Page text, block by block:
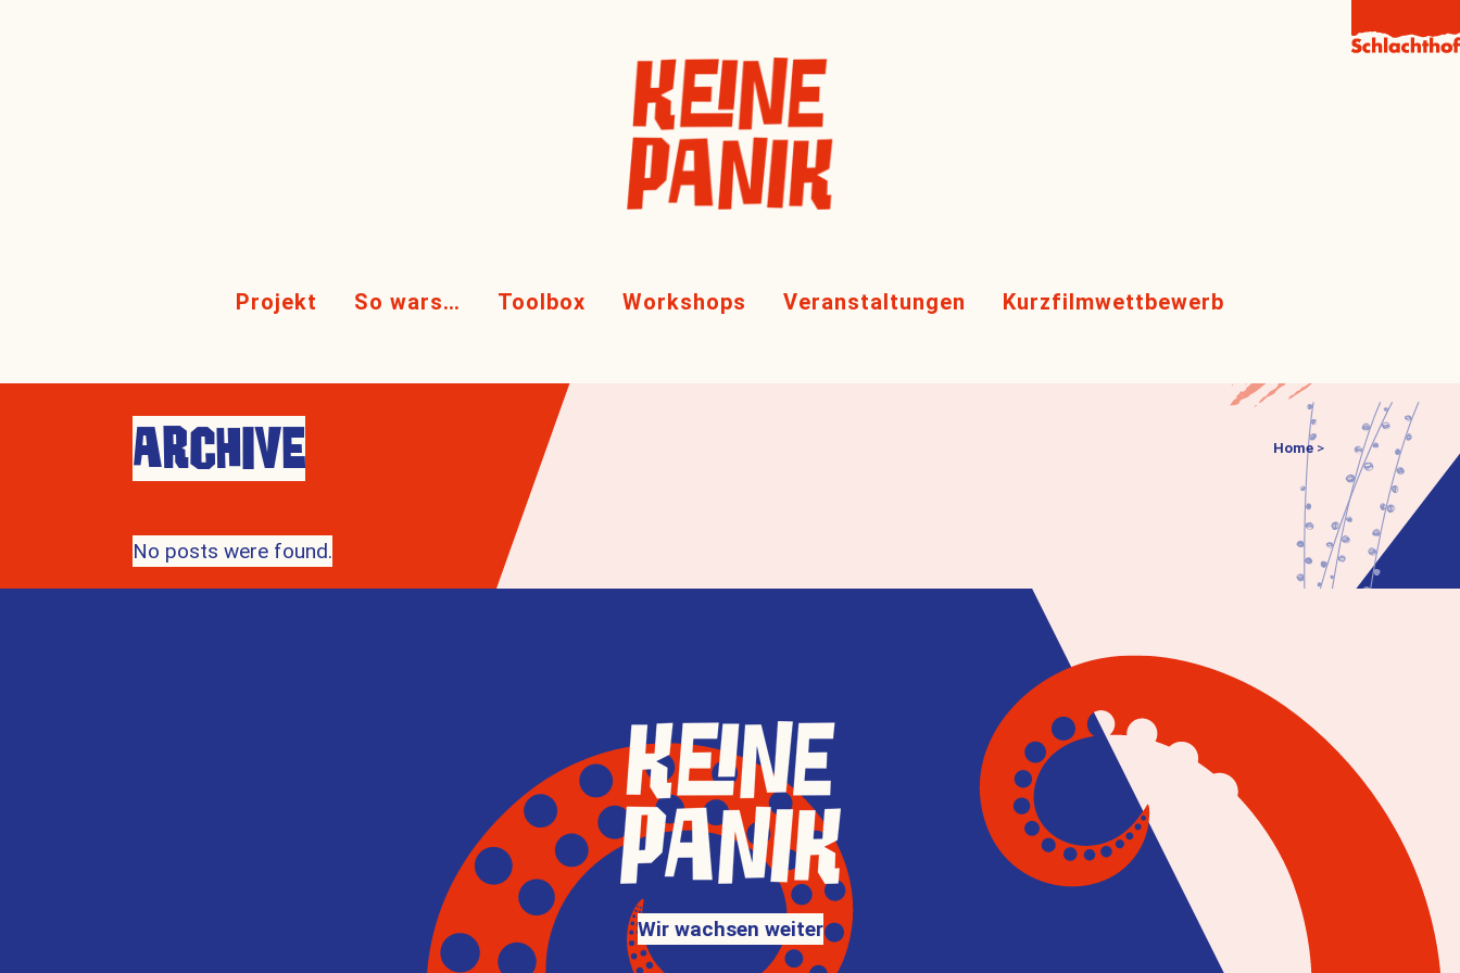
Projekt So wars… Toolbox Workshops Veranstaltungen Kurzfilmwettbewerb
ARCHIVE Home >
No posts were found.
Wir wachsen weiter